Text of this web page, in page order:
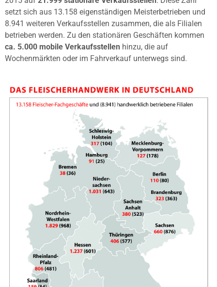
setzt sich aus 13.158 eigenständigen Meisterbetrieben und
8.941 weiteren Verkaufsstellen zusammen, die als Filialen
betrieben werden. Zu den stationären Geschäften kommen
ca. 5.000 mobile Verkaufsstellen hinzu, die auf
Wochenmärkten oder im Fahrverkauf unterwegs sind.